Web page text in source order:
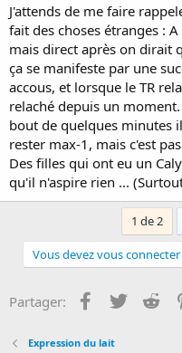
J'attends de me faire
fait des choses étranges :
mais direct après on dirait
ça se manifeste par une
accous, et lorsque le TR
relaché depuis un
bout de quelques minutes
rester max-1, mais c'est
Des filles qui ont eu un
qu'il n'aspire rien ...
1 de 2
Vous devez vous
Partager: Facebook
Twitter
Expression du lait